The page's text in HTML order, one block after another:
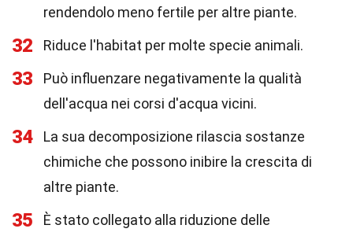
rendendolo meno fertile per altre piante.
32 Riduce l'habitat per molte specie animali.
33
Può influenzare negativamente la qualità
dell'acqua nei corsi d'acqua vicini.
34
La sua decomposizione rilascia sostanze
chimiche che possono inibire la crescita di
altre piante.
35
È stato collegato alla riduzione delle